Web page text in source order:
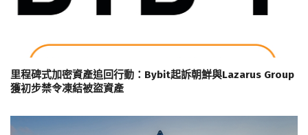
里程碑式加密資產追回行動：Bybit起訴朝鮮與Lazarus Group
獲初步禁令凍結被盜資產